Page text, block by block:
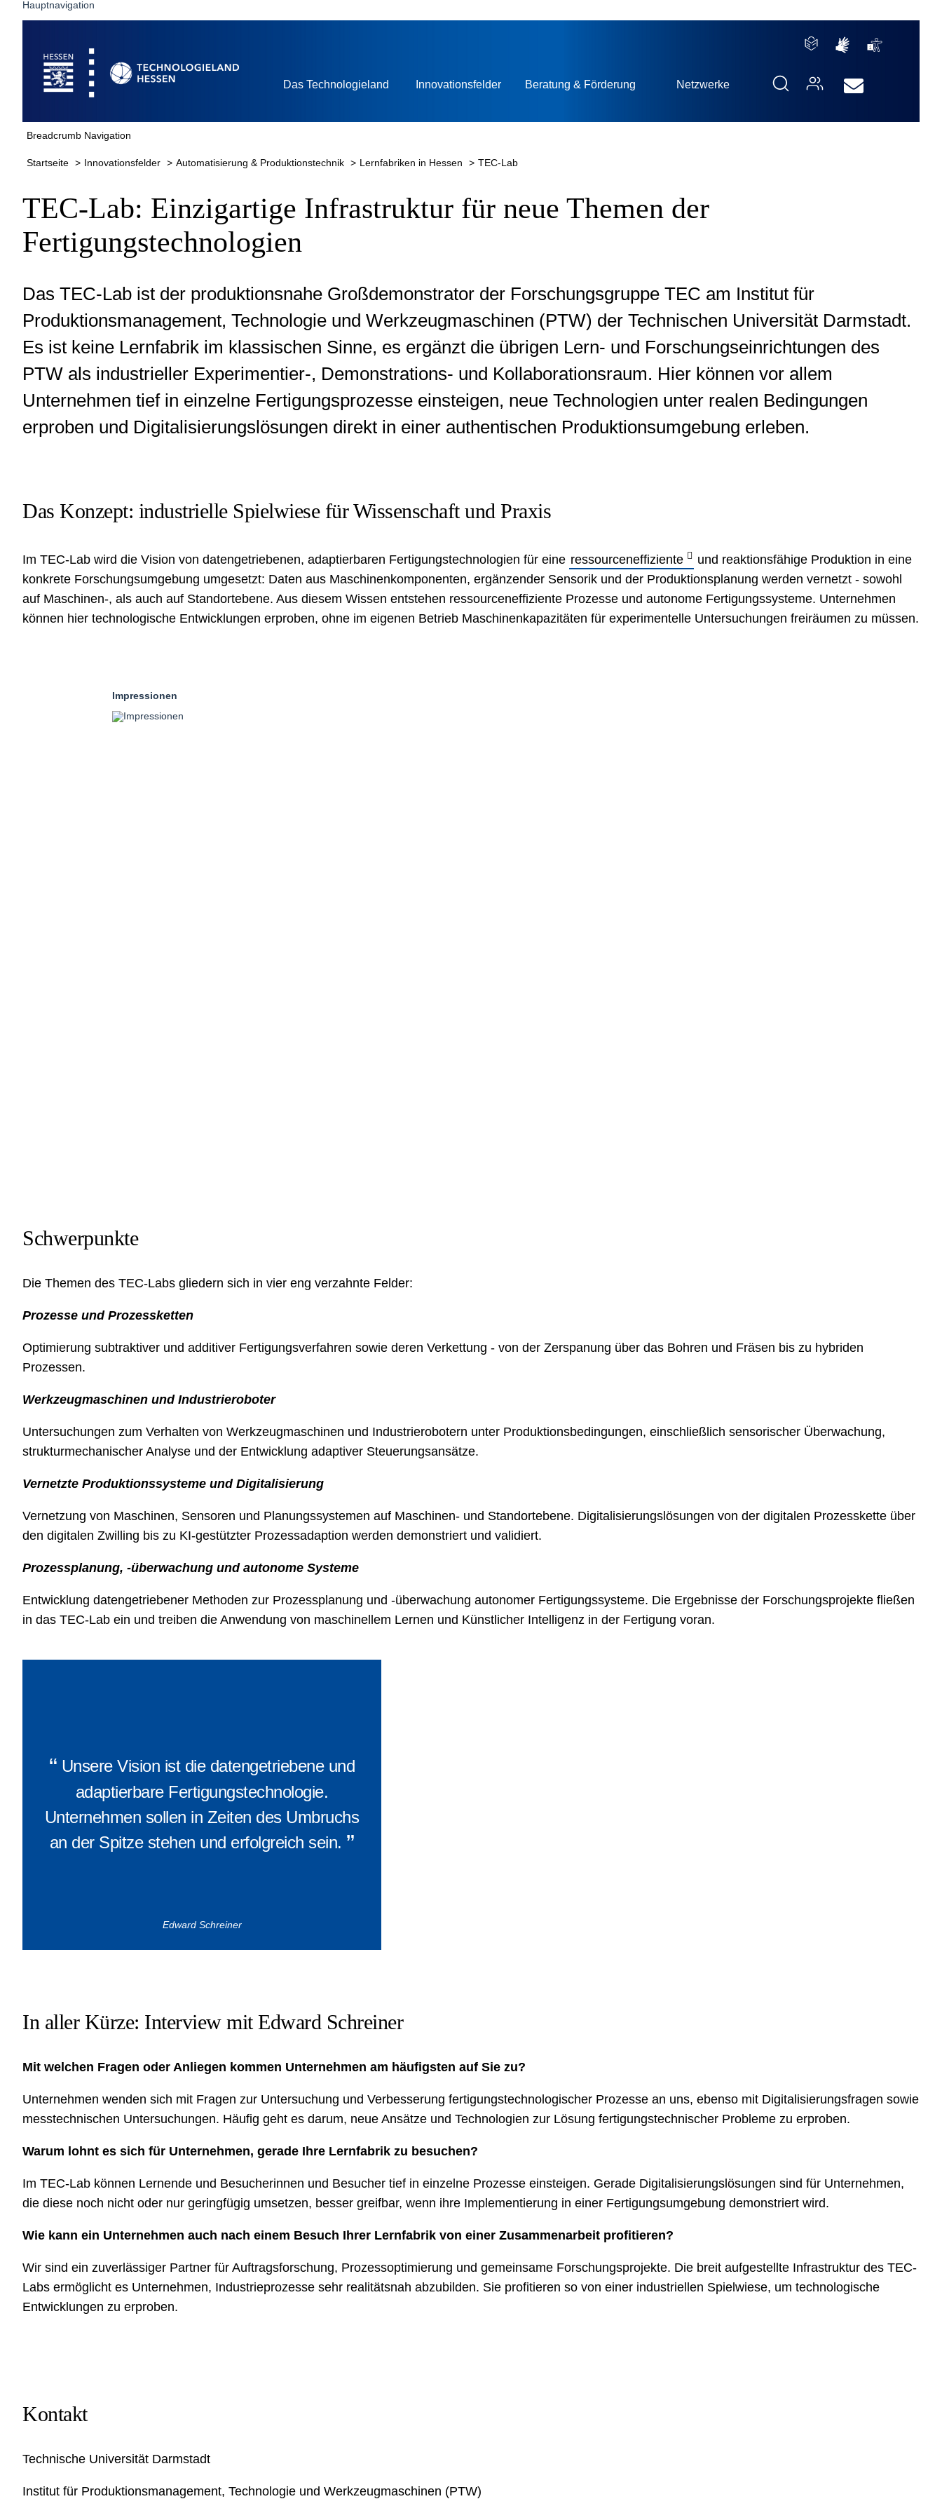
Hauptnavigation
Startseite
Das Technologieland Innovationsfelder Beratung & Förderung Netzwerke
Breadcrumb Navigation
Startseite Innovationsfelder Automatisierung & Produktionstechnik Lernfabriken in Hessen TEC-Lab
TEC-Lab: Einzigartige Infrastruktur für neue Themen der
Fertigungstechnologien
Das TEC-Lab ist der produktionsnahe Großdemonstrator der Forschungsgruppe TEC am Institut für
Produktionsmanagement, Technologie und Werkzeugmaschinen (PTW) der Technischen Universität Darmstadt.
Es ist keine Lernfabrik im klassischen Sinne, es ergänzt die übrigen Lern- und Forschungseinrichtungen des
PTW als industrieller Experimentier-, Demonstrations- und Kollaborationsraum. Hier können vor allem
Unternehmen tief in einzelne Fertigungsprozesse einsteigen, neue Technologien unter realen Bedingungen
erproben und Digitalisierungslösungen direkt in einer authentischen Produktionsumgebung erleben.
Das Konzept: industrielle Spielwiese für Wissenschaft und Praxis
Im TEC-Lab wird die Vision von datengetriebenen, adaptierbaren Fertigungstechnologien für eine ressourceneffiziente
und reaktionsfähige Produktion in eine
konkrete Forschungsumgebung umgesetzt: Daten aus Maschinenkomponenten, ergänzender Sensorik und der Produktionsplanung werden vernetzt - sowohl
auf Maschinen-, als auch auf Standortebene. Aus diesem Wissen entstehen ressourceneffiziente Prozesse und autonome Fertigungssysteme. Unternehmen
können hier technologische Entwicklungen erproben, ohne im eigenen Betrieb Maschinenkapazitäten für experimentelle Untersuchungen freiräumen zu müssen.
Impressionen
Schwerpunkte
Die Themen des TEC-Labs gliedern sich in vier eng verzahnte Felder:
Prozesse und Prozessketten
Optimierung subtraktiver und additiver Fertigungsverfahren sowie deren Verkettung - von der Zerspanung über das Bohren und Fräsen bis zu hybriden
Prozessen.
Werkzeugmaschinen und Industrieroboter
Untersuchungen zum Verhalten von Werkzeugmaschinen und Industrierobotern unter Produktionsbedingungen, einschließlich sensorischer Überwachung,
strukturmechanischer Analyse und der Entwicklung adaptiver Steuerungsansätze.
Vernetzte Produktionssysteme und Digitalisierung
Vernetzung von Maschinen, Sensoren und Planungssystemen auf Maschinen- und Standortebene. Digitalisierungslösungen von der digitalen Prozesskette über
den digitalen Zwilling bis zu KI-gestützter Prozessadaption werden demonstriert und validiert.
Prozessplanung, -überwachung und autonome Systeme
Entwicklung datengetriebener Methoden zur Prozessplanung und -überwachung autonomer Fertigungssysteme. Die Ergebnisse der Forschungsprojekte fließen
in das TEC-Lab ein und treiben die Anwendung von maschinellem Lernen und Künstlicher Intelligenz in der Fertigung voran.
“ Unsere Vision ist die datengetriebene und
adaptierbare Fertigungstechnologie.
Unternehmen sollen in Zeiten des Umbruchs
an der Spitze stehen und erfolgreich sein. ”
Edward Schreiner
In aller Kürze: Interview mit Edward Schreiner
Mit welchen Fragen oder Anliegen kommen Unternehmen am häufigsten auf Sie zu?
Unternehmen wenden sich mit Fragen zur Untersuchung und Verbesserung fertigungstechnologischer Prozesse an uns, ebenso mit Digitalisierungsfragen sowie
messtechnischen Untersuchungen. Häufig geht es darum, neue Ansätze und Technologien zur Lösung fertigungstechnischer Probleme zu erproben.
Warum lohnt es sich für Unternehmen, gerade Ihre Lernfabrik zu besuchen?
Im TEC-Lab können Lernende und Besucherinnen und Besucher tief in einzelne Prozesse einsteigen. Gerade Digitalisierungslösungen sind für Unternehmen,
die diese noch nicht oder nur geringfügig umsetzen, besser greifbar, wenn ihre Implementierung in einer Fertigungsumgebung demonstriert wird.
Wie kann ein Unternehmen auch nach einem Besuch Ihrer Lernfabrik von einer Zusammenarbeit profitieren?
Wir sind ein zuverlässiger Partner für Auftragsforschung, Prozessoptimierung und gemeinsame Forschungsprojekte. Die breit aufgestellte Infrastruktur des TEC-
Labs ermöglicht es Unternehmen, Industrieprozesse sehr realitätsnah abzubilden. Sie profitieren so von einer industriellen Spielwiese, um technologische
Entwicklungen zu erproben.
Kontakt
Technische Universität Darmstadt
Institut für Produktionsmanagement, Technologie und Werkzeugmaschinen (PTW)